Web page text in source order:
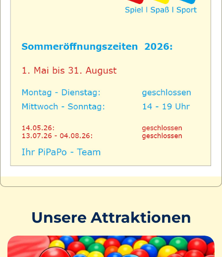
Aktuelle Besucher
200
Freie Plätze
Unsere Attraktionen